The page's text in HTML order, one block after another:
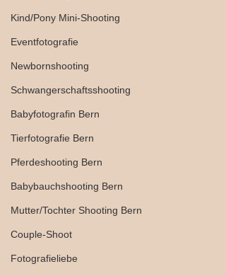
Kind/Pony Mini-Shooting
Eventfotografie
Newbornshooting
Schwangerschaftsshooting
Babyfotografin Bern
Tierfotografie Bern
Pferdeshooting Bern
Babybauchshooting Bern
Mutter/Tochter Shooting Bern
Couple-Shoot
Fotografieliebe